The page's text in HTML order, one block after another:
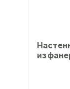
из